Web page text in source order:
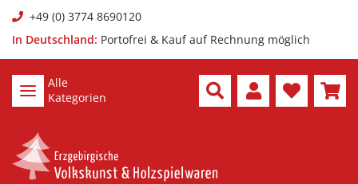
+49 (0) 3774 8690120
In Deutschland: Portofrei & Kauf auf Rechnung möglich
Alle
Kategorien